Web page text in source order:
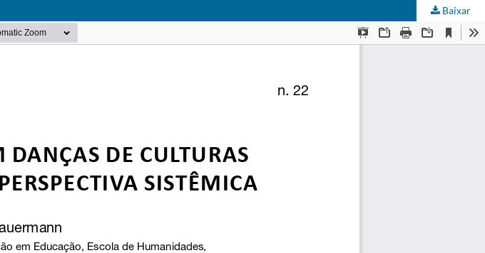
Baixar